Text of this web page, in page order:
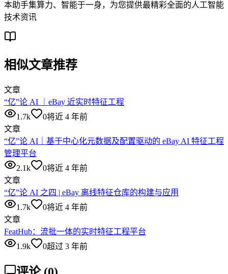
本助手集算力、智能于一身，为您提供最精彩全面的人工智能
技术资讯
相似文章推荐
文章
“亿”论 AI ｜eBay 近实时特征工程
1.7k
0将近 4 年前
文章
“亿”论 AI｜基于中心化元数据及配置驱动的 eBay AI 特征工程
管理平台
2.1k
0将近 4 年前
文章
“亿”论 AI 之四 | eBay 离线特征仓库的构建与应用
1.7k
0将近 4 年前
文章
FeatHub：流批一体的实时特征工程平台
1.9k
0超过 3 年前